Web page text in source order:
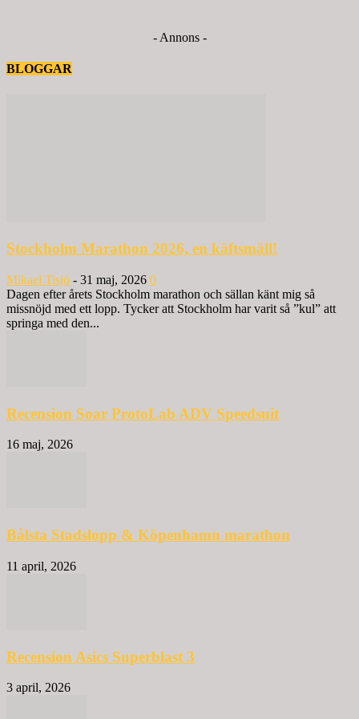
- Annons -
BLOGGAR
Stockholm Marathon 2026, en käftsmäll!
Mikael Tisjö - 31 maj, 2026 0
Dagen efter årets Stockholm marathon och sällan känt mig så
missnöjd med ett lopp. Tycker att Stockholm har varit så ”kul” att
springa med den...
Recension Soar ProtoLab ADV Speedsuit
16 maj, 2026
Bålsta Stadslopp & Köpenhamn marathon
11 april, 2026
Recension Asics Superblast 3
3 april, 2026